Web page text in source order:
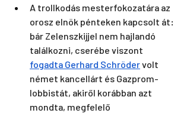
A trollkodás mesterfokozatára az
orosz elnök pénteken kapcsolt át:
bár Zelenszkijjel nem hajlandó
találkozni, cserébe viszont
fogadta Gerhard Schröder volt
német kancellárt és Gazprom-
lobbistát, akiről korábban azt
mondta, megfelelő